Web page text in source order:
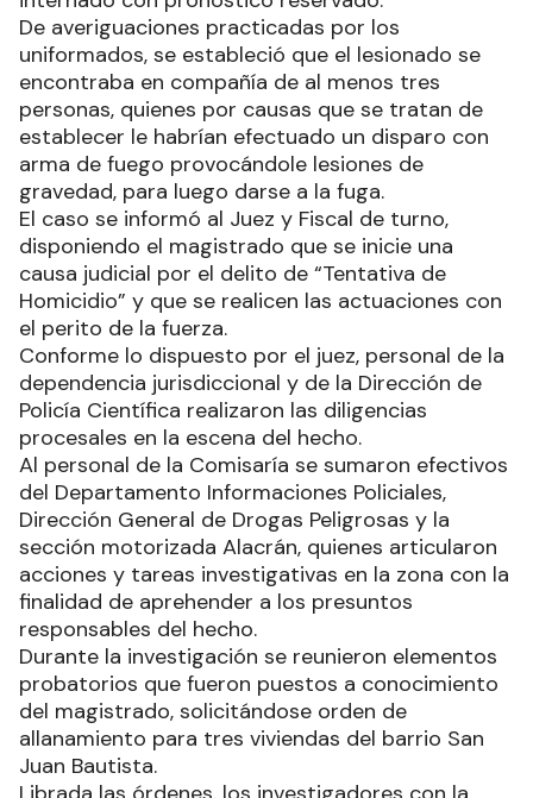
De averiguaciones practicadas por los
uniformados, se estableció que el lesionado se
encontraba en compañía de al menos tres
personas, quienes por causas que se tratan de
establecer le habrían efectuado un disparo con
arma de fuego provocándole lesiones de
gravedad, para luego darse a la fuga.
El caso se informó al Juez y Fiscal de turno,
disponiendo el magistrado que se inicie una
causa judicial por el delito de “Tentativa de
Homicidio” y que se realicen las actuaciones con
el perito de la fuerza.
Conforme lo dispuesto por el juez, personal de la
dependencia jurisdiccional y de la Dirección de
Policía Científica realizaron las diligencias
procesales en la escena del hecho.
Al personal de la Comisaría se sumaron efectivos
del Departamento Informaciones Policiales,
Dirección General de Drogas Peligrosas y la
sección motorizada Alacrán, quienes articularon
acciones y tareas investigativas en la zona con la
finalidad de aprehender a los presuntos
responsables del hecho.
Durante la investigación se reunieron elementos
probatorios que fueron puestos a conocimiento
del magistrado, solicitándose orden de
allanamiento para tres viviendas del barrio San
Juan Bautista.